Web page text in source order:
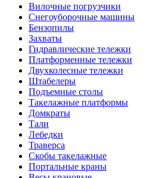
Вилочные погрузчики
Снегоуборочные машины
Бензопилы
Захваты
Гидравлические тележки
Платформенные тележки
Двухколесные тележки
Штабелеры
Подъемные столы
Такелажные платформы
Домкраты
Тали
Лебедки
Траверса
Скобы такелажные
Портальные краны